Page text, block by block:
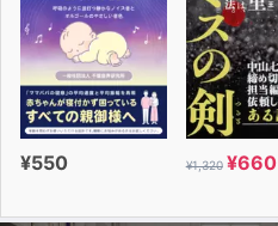
¥550 ¥1,320 ¥660